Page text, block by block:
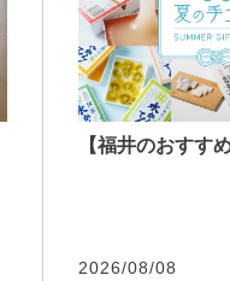
【福井のおすす
2026/08/08